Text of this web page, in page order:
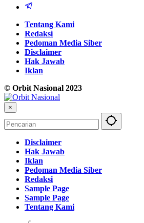
Tentang Kami
Redaksi
Pedoman Media Siber
Disclaimer
Hak Jawab
Iklan
© Orbit Nasional 2023
×
Disclaimer
Hak Jawab
Iklan
Pedoman Media Siber
Redaksi
Sample Page
Sample Page
Tentang Kami